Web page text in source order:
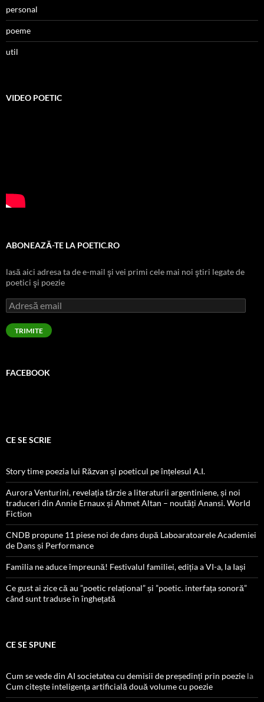
personal
poeme
util
VIDEO POETIC
ABONEAZĂ-TE LA POETIC.RO
lasă aici adresa ta de e-mail şi vei primi cele mai noi ştiri legate de
poetici şi poezie
Adresă
email
TRIMITE
FACEBOOK
CE SE SCRIE
Story time poezia lui Răzvan și poeticul pe înțelesul A.I.
Aurora Venturini, revelația târzie a literaturii argentiniene, și noi
traduceri din Annie Ernaux și Ahmet Altan – noutăți Anansi. World
Fiction
CNDB propune 11 piese noi de dans după Laboaratoarele Academiei
de Dans și Performance
Familia ne aduce împreună! Festivalul familiei, ediția a VI-a, la Iași
Ce gust ai zice că au ”poetic relațional” și ”poetic. interfața sonoră”
când sunt traduse în înghețată
CE SE SPUNE
Cum se vede din AI societatea cu demisii de președinți prin poezie la
Cum citește inteligența artificială două volume cu poezie